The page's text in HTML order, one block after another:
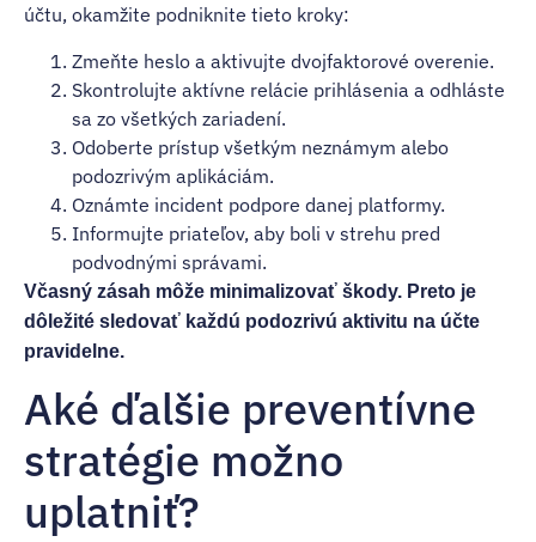
účtu, okamžite podniknite tieto kroky:
Zmeňte heslo a aktivujte dvojfaktorové overenie.
Skontrolujte aktívne relácie prihlásenia a odhláste
sa zo všetkých zariadení.
Odoberte prístup všetkým neznámym alebo
podozrivým aplikáciám.
Oznámte incident podpore danej platformy.
Informujte priateľov, aby boli v strehu pred
podvodnými správami.
Včasný zásah môže minimalizovať škody. Preto je
dôležité sledovať každú podozrivú aktivitu na účte
pravidelne.
Aké ďalšie preventívne
stratégie možno
uplatniť?